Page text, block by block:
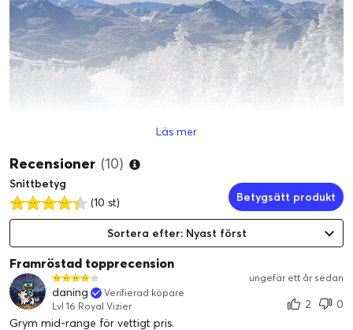
50 MP OIS huvudkamera
1/1,57 tum sensor, 24 mm brännvidd, PDAF
50 MP teleobjektivkamera
1/2,74-tums sensor, 50 mm brännvidd, 2x optisk zoom, 4x i-
sensor-zoom
8 MP ultravidvinkelkamera
1/4-tums sensor, 15 mm brännvidd, 120° synfält
32 MP selfiekamera
Läs mer
Recensioner (10)
Snittbetyg
(10 st)
Betygsätt produkt
Sortera efter: Nyast först
Framröstad topprecension
ungefär ett år sedan
daning
Verifierad köpare
Lvl 16 Royal Vizier
2
0
Grym mid-range för vettigt pris.